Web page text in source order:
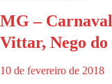
MG –
Vittar, Nego
10 de fevereiro de 2018